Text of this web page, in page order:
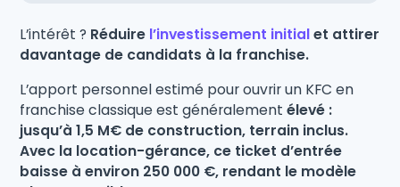
L’intérêt ? Réduire l’investissement initialet attirer
davantage de candidats à la franchise.
L’apport personnel estimé pour ouvrir un KFC en
franchise classique est généralementélevé :
jusqu’à 1,5 M€ de construction, terrain inclus.
Avec la location-gérance, ce ticket d’entrée
baisse à environ 250 000 €, rendant le modèle